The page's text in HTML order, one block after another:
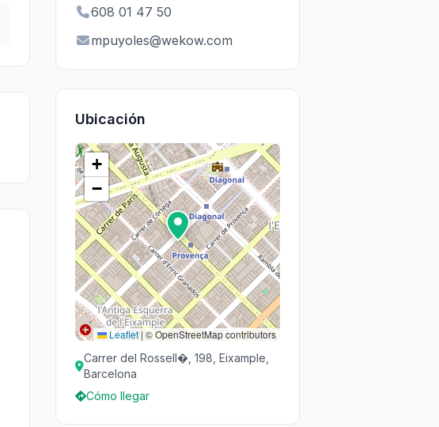
608 01 47 50
mpuyoles@wekow.com
Ubicación
+
−
Leaflet |© OpenStreetMap contributors
Carrer del Rossell�, 198, Eixample,
Barcelona
Cómo llegar